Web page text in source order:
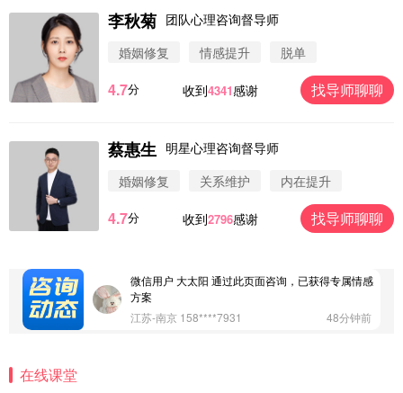
李秋菊 团队心理咨询督导师
婚姻修复
情感提升 脱单
4.7分 收到4341感谢 找导师聊聊
蔡惠生 明星心理咨询督导师
婚姻修复
关系维护 内在提升
4.7分 收到2796感谢 找导师聊聊
微信用户 圆圈 通过此页面咨询，已获得专属情感方
案
微信用户 Vnno 通过此页面咨询，已获得专属情感方
微信用户 大太阳 通过此页面咨询，已获得专属情感
方案
江苏-南京 158****7931
48分钟前
在线课堂